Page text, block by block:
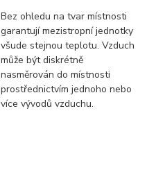
Bez ohledu na tvar místnosti
garantují mezistropní jednotky
všude stejnou teplotu. Vzduch
může být diskrétně
nasměrován do místnosti
prostřednictvím jednoho nebo
více vývodů vzduchu.